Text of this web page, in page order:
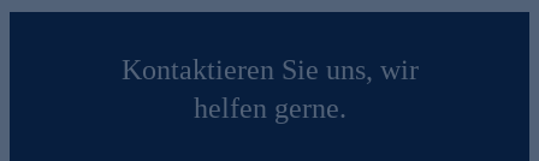
Kontaktieren Sie uns, wir
helfen gerne.